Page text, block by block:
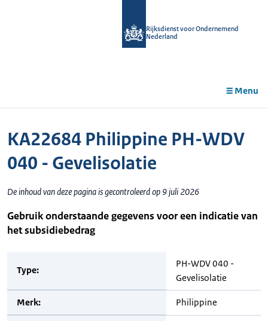
Rijksdienst voor Ondernemend
Nederland
Menu
KA22684 Philippine PH-WDV
040 - Gevelisolatie
De inhoud van deze pagina is gecontroleerd op 9 juli 2026
Gebruik onderstaande gegevens voor een indicatie van
het subsidiebedrag
Type:
PH-WDV 040 -
Gevelisolatie
Merk: Philippine